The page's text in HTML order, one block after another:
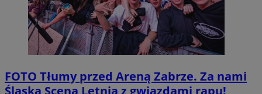
FOTO Tłumy przed Areną Zabrze. Za nami